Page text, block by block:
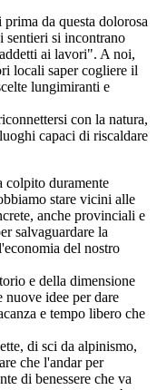
da questa dolorosa
sentieri si incontrano
ai lavori". A noi,
locali saper cogliere il
lungimiranti e
con la natura,
capaci di riscaldare
colpito duramente
stare vicini alle
anche provinciali e
salvaguardare la
del nostro
e della dimensione
nuove idee per dare
e tempo libero che
di sci da alpinismo,
che l'andar per
di benessere che va